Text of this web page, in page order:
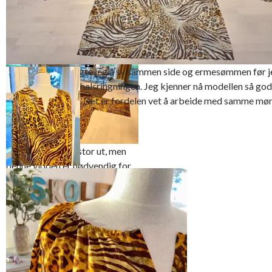
Sy sammen
Blusen kan se litt stor ut, men
denne vidden er nødvendig for
at vi kan få rynker rundt i
halsringingen
Denne gangen valgte jeg å sy sammen side og ermesømmen før
sydde rynketråd i halsringningen. Jeg kjenner nå modellen så
jeg vet den passer. Det er fordelen vet å arbeide med samme
Neste moment er
å sy rynketråd i
halsringningen